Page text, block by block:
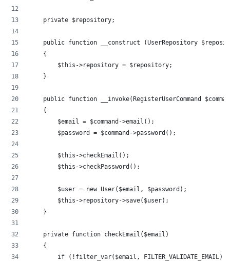
    private $repository;
public function __construct (UserRepository
    {
        $this->repository = $repository;
    }
public function __invoke(RegisterUserCommand
    {
        $email = $command->email();
        $password = $command->password();
        $this->checkEmail();
        $this->checkPassword();
        $user = new User($email, $password);
        $this->repository->save($user);
    }
    private function checkEmail($email)
    {
if (!filter_var($email, FILTER_VALIDATE_EMAIL))